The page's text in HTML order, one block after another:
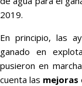
2019.
En principio, las
ganado en
pusieron en
cuenta las mejoras